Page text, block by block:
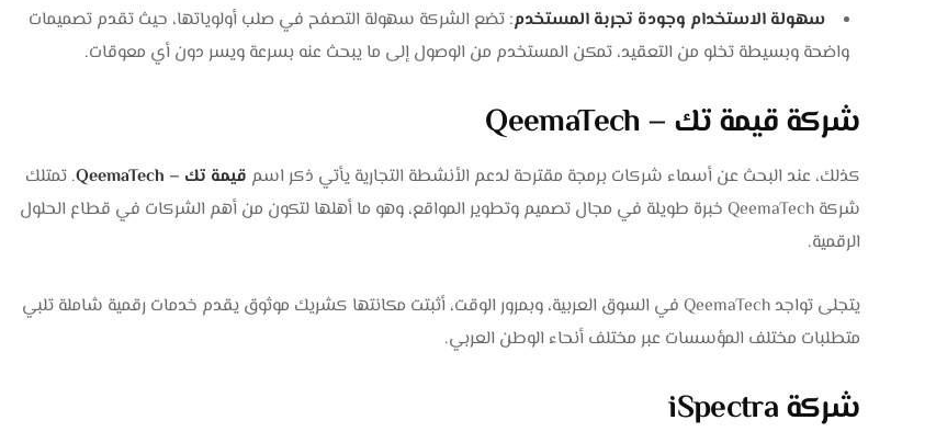
سهولة الاستخدام وجودة تجربة المستخدم: تضع الشركة سهولة التصفح في صلب أولوياتها، حيث تقدم تصميمات
واضحة وبسيطة تخلو من التعقيد، تمكن المستخدم من الوصول إلى ما يبحث عنه بسرعة ويسر دون أي معوقات.
شركة قيمة تك – QeemaTech‎
كذلك، عند البحث عن أسماء شركات برمجة مقترحة لدعم الأنشطة التجارية يأتي ذكر اسم قيمة تك – QeemaTech‎
. تمتلك
شركة QeemaTech‎ خبرة طويلة في مجال تصميم وتطوير المواقع، وهو ما أهلها لتكون من أهم الشركات في قطاع الحلول
الرقمية.
يتجلى تواجد QeemaTech‎ في السوق العربية، وبمرور الوقت، أثبتت مكانتها كشريك موثوق يقدم خدمات رقمية شاملة تلبي
متطلبات مختلف المؤسسات عبر مختلف أنحاء الوطن العربي.
شركة iSpectra